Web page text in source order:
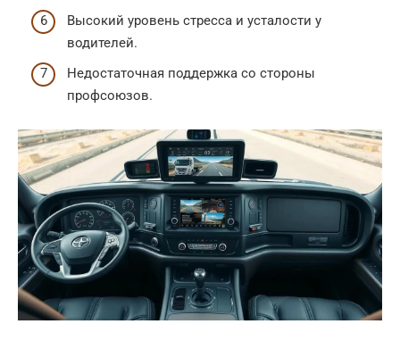
Высокий уровень стресса и усталости у
водителей.
Недостаточная поддержка со стороны
профсоюзов.